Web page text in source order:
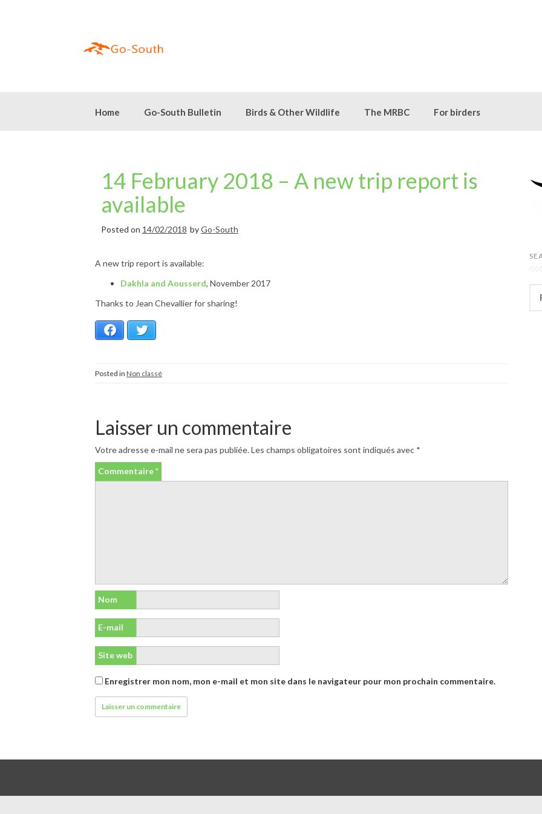
Home Go-South Bulletin Birds & Other Wildlife The MRBC For birders
14 February 2018 – A new trip report is
available
Posted on 14/02/2018 byGo-South
A new trip report is available:
Dakhla and Aousserd, November 2017
Thanks to Jean Chevallier for sharing!
Facebook
Posted in Non classé
Laisser un commentaire
Votre adresse e-mail ne sera pas publiée.Les champs obligatoires sont indiqués avec *
Commentaire*
Nom
E-mail
Site web
Enregistrer mon nom, mon e-mail et mon site dans le navigateur pour mon prochain commentaire.